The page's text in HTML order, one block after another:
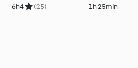
6h4 (25) 1h 25min